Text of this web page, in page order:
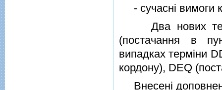
- сучаснi вимоги
Два нових
(постачання в
випадках термiни
кордону), DEQ
Внесенi